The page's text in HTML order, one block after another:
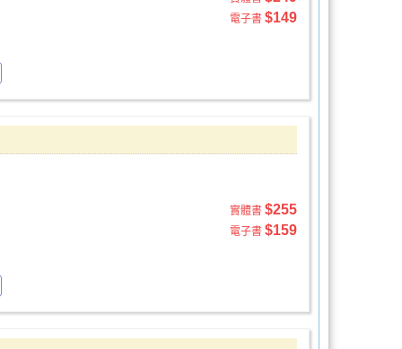
電子書 $149
實體書 $255
電子書 $159